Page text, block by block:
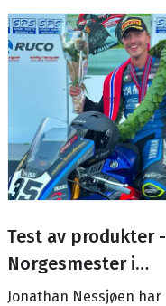
Test av produkter -
Norgesmester i
Superbike
Jonathan Nessjøen har